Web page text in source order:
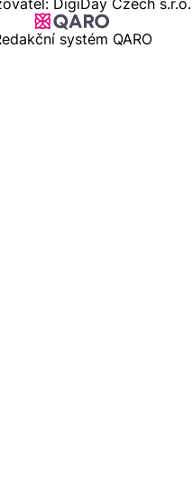
DigiDay Czech s.r.o.
systém QARO